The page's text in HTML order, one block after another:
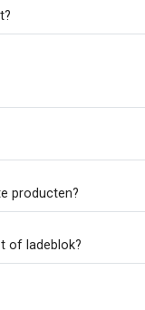
producten?
of ladeblok?